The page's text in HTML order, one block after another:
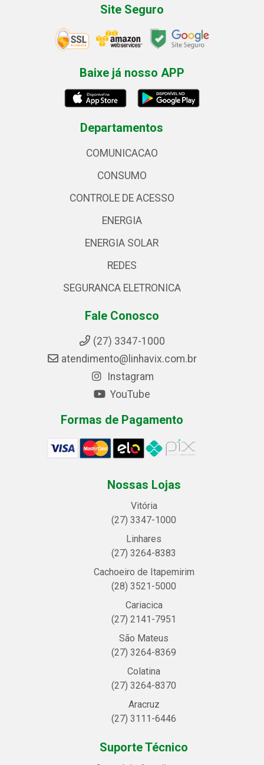
Site Seguro
Baixe já nosso APP
Departamentos
COMUNICACAO
CONSUMO
CONTROLE DE ACESSO
ENERGIA
ENERGIA SOLAR
REDES
SEGURANCA ELETRONICA
Fale Conosco
(27) 3347-1000
atendimento@linhavix.com.br
Instagram
YouTube
Formas de Pagamento
Nossas Lojas
Vitória
(27) 3347-1000
Linhares
(27) 3264-8383
Cachoeiro de Itapemirim
(28) 3521-5000
Cariacica
(27) 2141-7951
São Mateus
(27) 3264-8369
Colatina
(27) 3264-8370
Aracruz
(27) 3111-6446
Suporte Técnico